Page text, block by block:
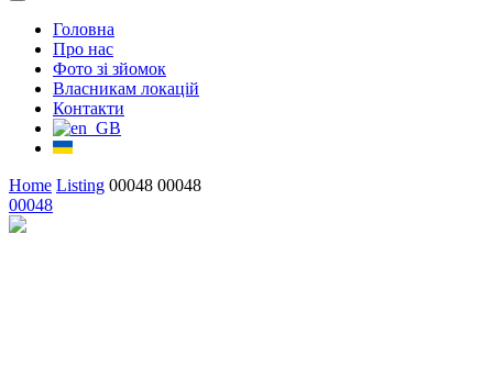
Головна
Про нас
Фото зі зйомок
Власникам локацій
Контакти
Home Listing 00048 00048
00048